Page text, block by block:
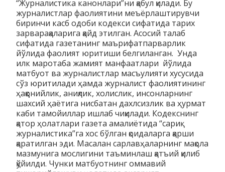
“Журналистика канонлари”ни қабул қилади. Бу
журналистлар фаолиятини меъёрлаштирувчи
биринчи касб одоби кодекси сифатида тарих
зарварақаларига қайд этилган. Асосий талаб
сифатида газетанинг маърифатпарварлик
йўлида фаолият юритиши белгиланган. Унда
илк маротаба жамият манфаатлари йўлида
матбуот ва журналистлар масъулияти хусусида
сўз юритилади ҳамда журналист фаолиятининг
ҳаққонийлик, аниқлик, холислик, инсонларнинг
шахсий ҳаётига нисбатан дахлсизлик ва ҳурмат
каби тамойиллар ишлаб чиқилади. Кодекснинг
қатор ҳолатлари газета амалиётида “сариқ
журналистика”га хос бўлган қоидаларга қарши
қаратилган эди. Масалан сарлавҳаларнинг мақола
мазмунига мослигини таъминлаш қатъий қилиб
қўйилди. Чунки матбуотнинг оммавий